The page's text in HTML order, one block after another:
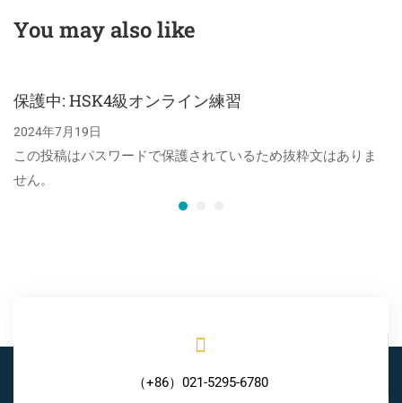
You may also like
保護中: HSK4級オンライン練習
2024年7月19日
この投稿はパスワードで保護されているため抜粋文はありま
せん。
（+86）021-5295-6780